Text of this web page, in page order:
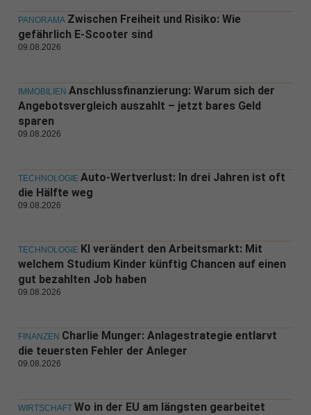
PANORAMA Zwischen Freiheit und Risiko: Wie
gefährlich E-Scooter sind
09.08.2026
IMMOBILIEN Anschlussfinanzierung: Warum sich der
Angebotsvergleich auszahlt – jetzt bares Geld
sparen
09.08.2026
TECHNOLOGIE Auto-Wertverlust: In drei Jahren ist oft
die Hälfte weg
09.08.2026
TECHNOLOGIE KI verändert den Arbeitsmarkt: Mit
welchem Studium Kinder künftig Chancen auf einen
gut bezahlten Job haben
09.08.2026
FINANZEN Charlie Munger: Anlagestrategie entlarvt
die teuersten Fehler der Anleger
09.08.2026
WIRTSCHAFT Wo in der EU am längsten gearbeitet